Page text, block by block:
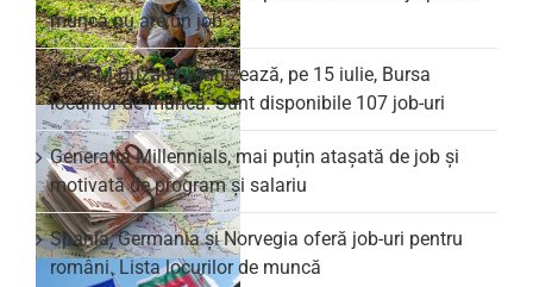
muncă nu are un job
AJOFM Buzău organizează, pe 15 iulie, Bursa
locurilor de muncă. Sunt disponibile 107 job-uri
Generația Millennials, mai puțin atașată de job și
motivată de program și salariu
Spania, Germania și Norvegia oferă job-uri pentru
români. Lista locurilor de muncă